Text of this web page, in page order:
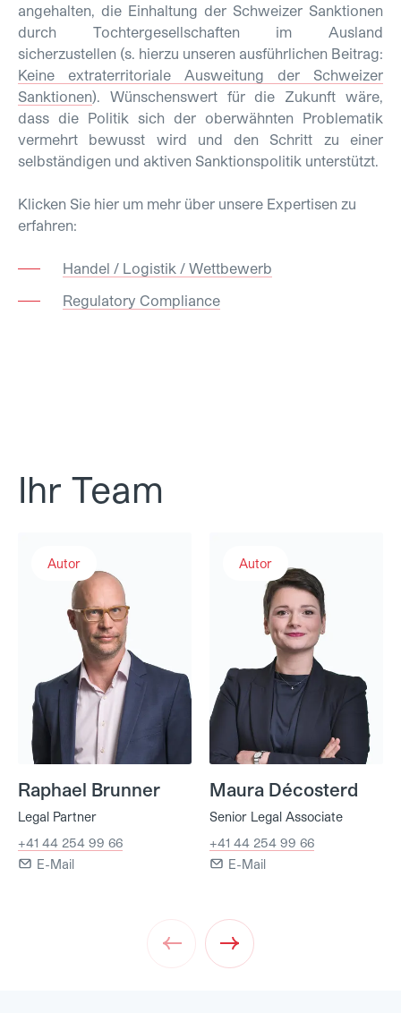
angehalten, die Einhaltung der Schweizer Sanktionen
durch Tochtergesellschaften im Ausland
sicherzustellen (s. hierzu unseren ausführlichen Beitrag:
Keine extraterritoriale Ausweitung der Schweizer
Sanktionen). Wünschenswert für die Zukunft wäre,
dass die Politik sich der oberwähnten Problematik
vermehrt bewusst wird und den Schritt zu einer
selbständigen und aktiven Sanktionspolitik unterstützt.
Klicken Sie hier um mehr über unsere Expertisen zu
erfahren:
Handel / Logistik / Wettbewerb
Regulatory Compliance
Ihr Team
Autor
Raphael Brunner
Legal Partner
+41 44 254 99 66
E-Mail
Autor
Maura Décosterd
Senior Legal Associate
+41 44 254 99 66
E-Mail
Next